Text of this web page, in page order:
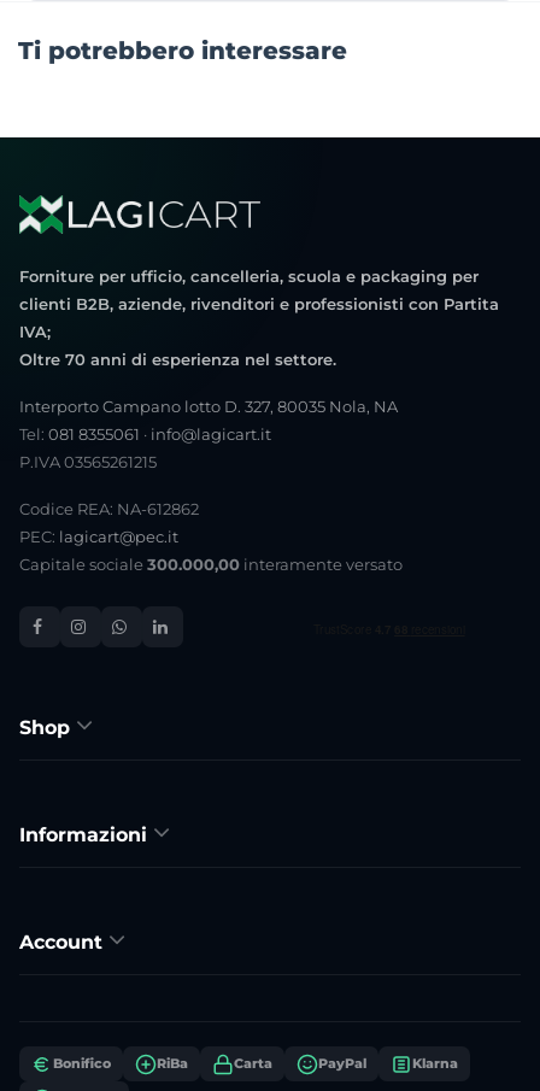
Ti potrebbero interessare
Forniture per ufficio, cancelleria, scuola e packaging per
clienti B2B, aziende, rivenditori e professionisti con Partita
IVA;
Oltre 70 anni di esperienza nel settore.
Interporto Campano lotto D. 327, 80035 Nola, NA
Tel: 081 8355061 · info@lagicart.it
P.IVA 03565261215
Codice REA: NA-612862
PEC: lagicart@pec.it
Capitale sociale 300.000,00 interamente versato
Shop
Informazioni
Account
Bonifico RiBa Carta PayPal Klarna